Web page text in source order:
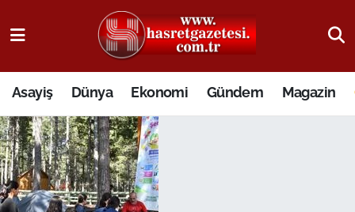
Asayiş Dünya Ekonomi Gündem Magazin
Osmaniye Nöbetçi Eczaneler
Osmaniye Hava Durumu
Osmaniye Trafik Yoğunluk Haritası
Süper Lig Puan Durumu ve Fikstür